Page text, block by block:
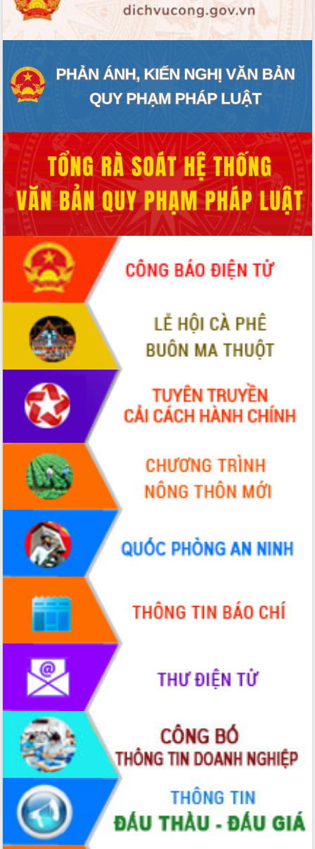
Lễ truy điệu và an táng hài cốt liệt sĩ
tại Nghĩa trang Liệt sĩ xã Sơn Hòa
Bàn giải pháp tháo gỡ khó khăn trong
định EUDR
Thứ trưởng Bộ Nông nghiệp và Môi
trường Nguyễn Hoàng Hiệp khảo sát
sầu riêng tại Đắk Lắk
Trình diễn nghệ thuật chế biến các
món ăn từ sầu riêng
Đắk Lắk công bố Quy hoạch và xúc
tiến đầu tư tỉnh
Ngành cá ngừ Đắk Lắk chủ động thích
ứng để giữ vững thị trường xuất khẩu
Diễn đàn Kinh tế tư nhân Việt Nam đột
phá cơ chế - Hợp tác công tư
Đề án 06 tạo bước ngoặt đột phá trong
cải cách hành chính tỉnh Đắk Lắk
Kết nối tour, đẩy mạnh chuyển đổi số
để phát triển du lịch Đắk Lắk
Khởi động Dự án Đầu tư xây dựng hạ
tầng kỹ thuật Cụm công nghiệp Tân
Gặp mặt các cơ quan báo chí nhân Kỷ
niệm 101 năm Ngày Báo chí Cách
mạng Việt Nam
Đắk Lắk sơ kết 4 năm triển khai thực
hiện Đề án 06 của Chính phủ
Họp báo thông tin về Hội nghị Công bố
Quy hoạch và Xúc tiến đầu tư tỉnh Đắk
Khơi thông điểm nghẽn, đẩy nhanh
giải ngân vốn khắc phục thiên tai
HĐND tỉnh thông qua điều chỉnh Quy
hoạch tỉnh thời kỳ 2021-2030
Hội thảo góp ý hồ sơ điều chỉnh quy
hoạch tỉnh Đắk Lắk thời kỳ 2021-2030,
tầm nhìn đến năm 2050
Nâng cao hiệu quả hoạt động của các
doanh nghiệp nhà nước
Hội nghị triển khai kết nối mạng
truyền số liệu chuyên dùng phục vụ cơ
quan Đảng, Nhà nước
Lễ phát động chuỗi hoạt động chung
tay làm sạch môi trường
Xã Ea Kar bước chuyển mình trong
công tác cải cách hành chính mô hình
mới
UBND tỉnh họp báo định kỳ tháng 4
năm 2026
Hội thảo khoa học “Giải pháp thúc đẩy
phát triển nền kinh tế xanh tại tỉnh
Đắk Lắk”